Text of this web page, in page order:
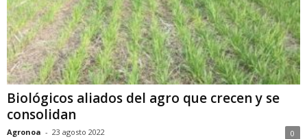
Biológicos aliados del agro que crecen y se
consolidan
Agronoa - 23 agosto 2022 0